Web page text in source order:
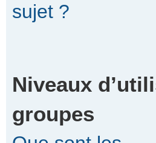
sujet ?
Niveaux
groupes